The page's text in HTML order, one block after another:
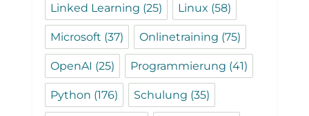
Linked Learning (25) Linux (58)
Microsoft (37) Onlinetraining (75)
OpenAI (25) Programmierung (41)
Python (176) Schulung (35)